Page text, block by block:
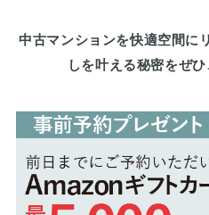
中古マンションを快適空間に
しを叶える秘密をぜひ